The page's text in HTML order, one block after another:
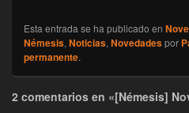
Esta entrada se ha publicado en
Némesis, Noticias, Novedadespor
permanente.
2 comentarios en «[Némesis]